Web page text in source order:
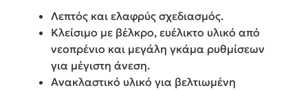
Λεπτός και ελαφρύς σχεδιασμός.
Κλείσιμο με βέλκρο, ευέλικτο υλικό από
νεοπρένιο και μεγάλη γκάμα ρυθμίσεων
για μέγιστη άνεση.
Ανακλαστικό υλικό για βελτιωμένη